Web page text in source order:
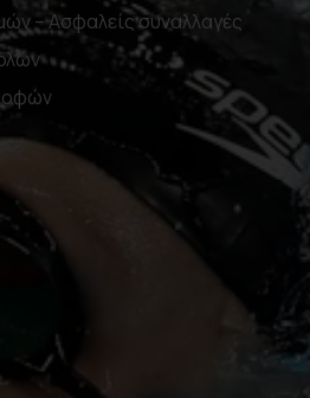
– Ασφαλείς συναλλαγές